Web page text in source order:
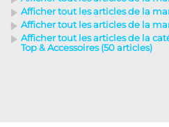
Afficher tout les articles de la
Afficher tout les articles de la
Afficher tout les articles de la
Top & Accessoires (50 articles)